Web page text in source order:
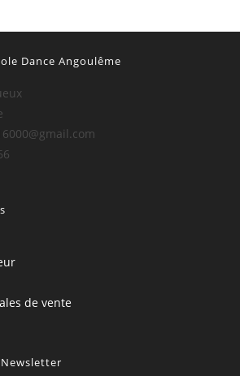
Dance Angoulême
de vente
Newsletter